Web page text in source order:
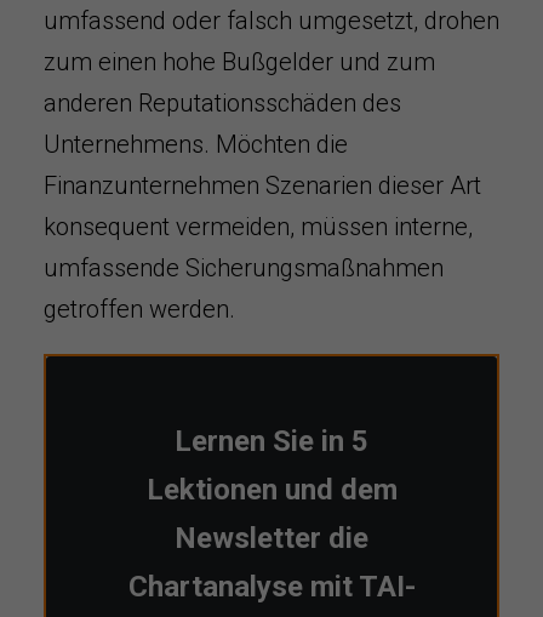
umfassend oder falsch umgesetzt, drohen
zum einen hohe Bußgelder und zum
anderen Reputationsschäden des
Unternehmens. Möchten die
Finanzunternehmen Szenarien dieser Art
konsequent vermeiden, müssen interne,
umfassende Sicherungsmaßnahmen
getroffen werden.
Lernen Sie in 5
Lektionen und dem
Newsletter die
Chartanalyse mit TAI-